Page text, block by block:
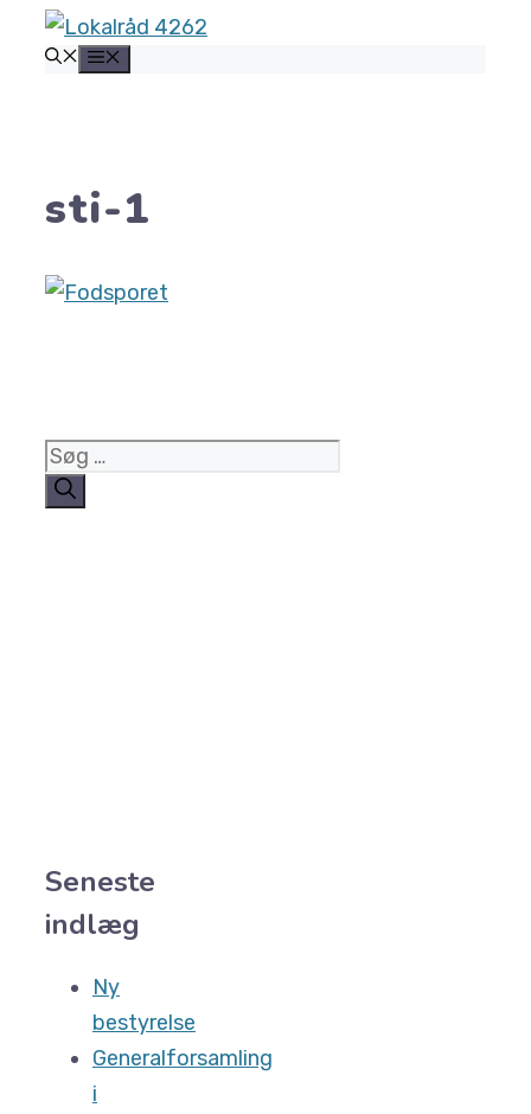
Hop
sti-1
Søg
efter:
Seneste
indlæg
Ny
bestyrelse
Generalforsamling
i